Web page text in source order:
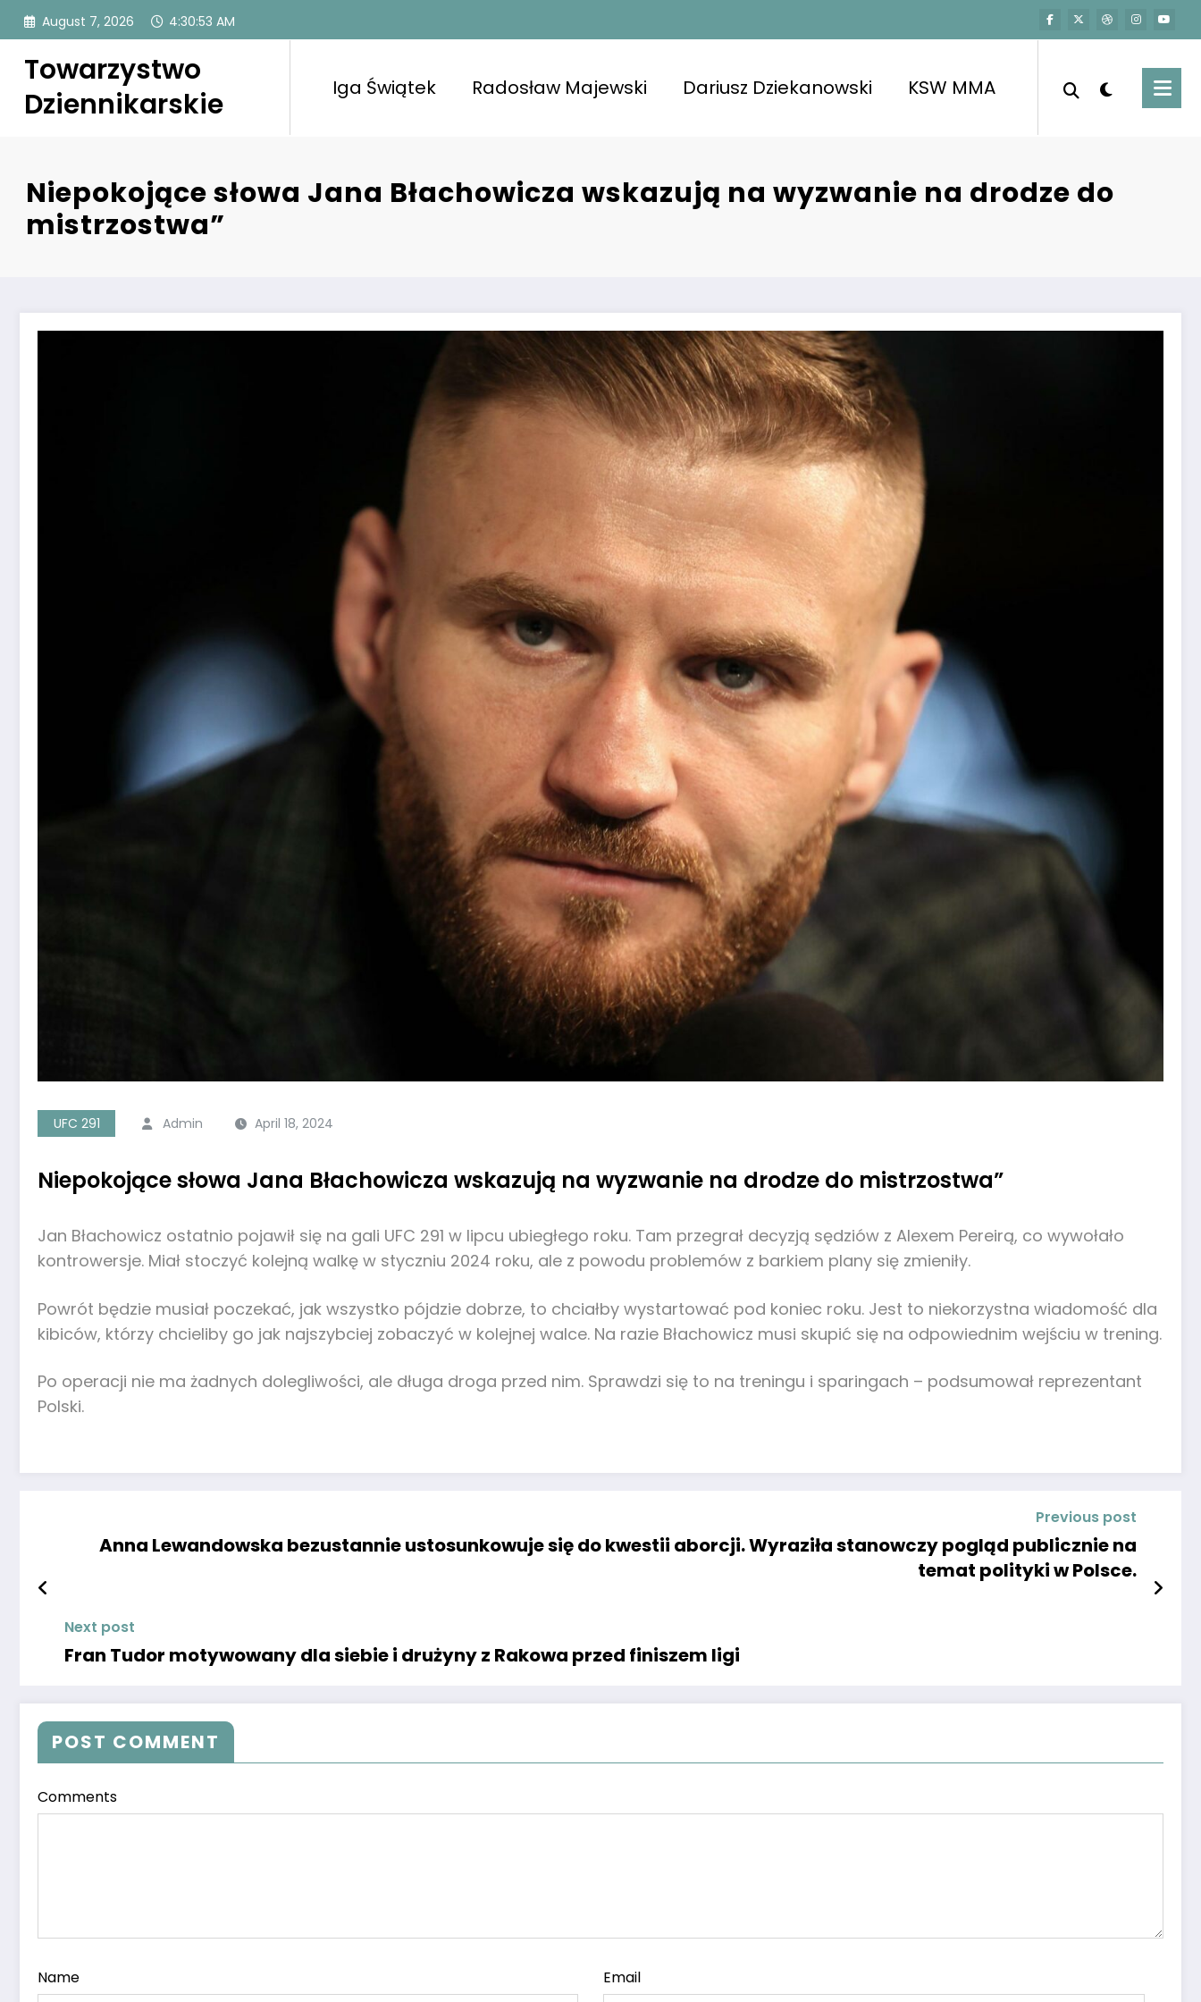
Skip
content
August 7, 2026 4:30:53 AM
Towarzystwo
Dziennikarskie
Iga Świątek Radosław Majewski Dariusz Dziekanowski KSW MMA
Niepokojące słowa Jana Błachowicza wskazują na wyzwanie na drodze do
mistrzostwa”
UFC 291 Admin April 18, 2024
Niepokojące słowa Jana Błachowicza wskazują na wyzwanie na drodze do mistrzostwa”
Jan Błachowicz ostatnio pojawił się na gali UFC 291 w lipcu ubiegłego roku. Tam przegrał decyzją sędziów z Alexem Pereirą, co wywołało
kontrowersje. Miał stoczyć kolejną walkę w styczniu 2024 roku, ale z powodu problemów z barkiem plany się zmieniły.
Powrót będzie musiał poczekać, jak wszystko pójdzie dobrze, to chciałby wystartować pod koniec roku. Jest to niekorzystna wiadomość dla
kibiców, którzy chcieliby go jak najszybciej zobaczyć w kolejnej walce. Na razie Błachowicz musi skupić się na odpowiednim wejściu w trening.
Po operacji nie ma żadnych dolegliwości, ale długa droga przed nim. Sprawdzi się to na treningu i sparingach – podsumował reprezentant
Polski.
Previous post
Anna Lewandowska bezustannie ustosunkowuje się do kwestii aborcji. Wyraziła stanowczy pogląd publicznie na
temat polityki w Polsce.
Next post
Fran Tudor motywowany dla siebie i drużyny z Rakowa przed finiszem ligi
POST COMMENT
Comments
Name Email